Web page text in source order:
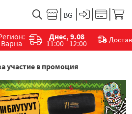
Варна
Днес, 9.08
11:00 - 12:00
участие в промоция